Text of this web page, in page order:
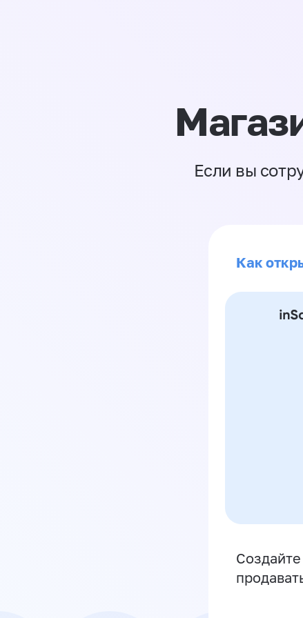
Если вы
Как
Создайте